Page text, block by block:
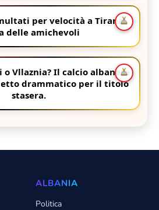
per velocità a Tirana
delle amichevoli
o Vllaznia? Il calcio albanese
drammatico per il titolo
stasera.
ALBANIA
Politica